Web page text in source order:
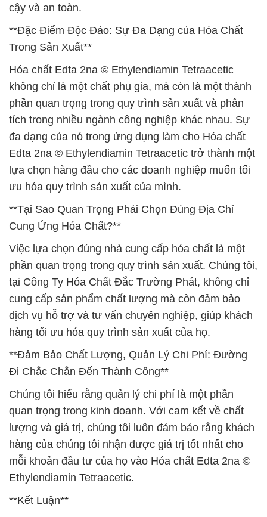
cậy và an toàn.
**Đặc Điểm Độc Đáo: Sự Đa Dạng của Hóa Chất
Trong Sản Xuất**
Hóa chất Edta 2na © Ethylendiamin Tetraacetic
không chỉ là một chất phụ gia, mà còn là một thành
phần quan trọng trong quy trình sản xuất và phân
tích trong nhiều ngành công nghiệp khác nhau. Sự
đa dạng của nó trong ứng dụng làm cho Hóa chất
Edta 2na © Ethylendiamin Tetraacetic trở thành một
lựa chọn hàng đầu cho các doanh nghiệp muốn tối
ưu hóa quy trình sản xuất của mình.
**Tại Sao Quan Trọng Phải Chọn Đúng Địa Chỉ
Cung Ứng Hóa Chất?**
Việc lựa chọn đúng nhà cung cấp hóa chất là một
phần quan trọng trong quy trình sản xuất. Chúng tôi,
tại Công Ty Hóa Chất Đắc Trường Phát, không chỉ
cung cấp sản phẩm chất lượng mà còn đảm bảo
dịch vụ hỗ trợ và tư vấn chuyên nghiệp, giúp khách
hàng tối ưu hóa quy trình sản xuất của họ.
**Đảm Bảo Chất Lượng, Quản Lý Chi Phí: Đường
Đi Chắc Chắn Đến Thành Công**
Chúng tôi hiểu rằng quản lý chi phí là một phần
quan trọng trong kinh doanh. Với cam kết về chất
lượng và giá trị, chúng tôi luôn đảm bảo rằng khách
hàng của chúng tôi nhận được giá trị tốt nhất cho
mỗi khoản đầu tư của họ vào Hóa chất Edta 2na ©
Ethylendiamin Tetraacetic.
**Kết Luận**